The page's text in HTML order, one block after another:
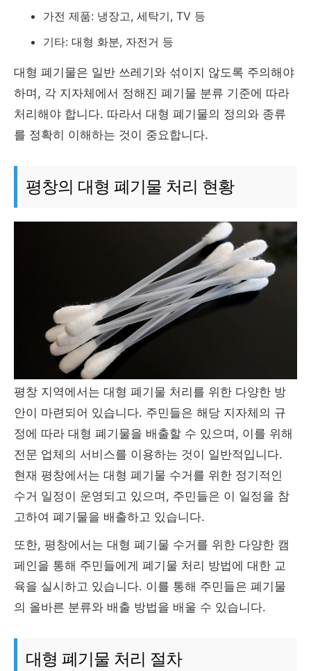
가전 제품: 냉장고, 세탁기, TV 등
기타: 대형 화분, 자전거 등
대형 폐기물은 일반 쓰레기와 섞이지 않도록 주의해야
하며, 각 지자체에서 정해진 폐기물 분류 기준에 따라
처리해야 합니다. 따라서 대형 폐기물의 정의와 종류
를 정확히 이해하는 것이 중요합니다.
평창의 대형 폐기물 처리 현황
평창 지역에서는 대형 폐기물 처리를 위한 다양한 방
안이 마련되어 있습니다. 주민들은 해당 지자체의 규
정에 따라 대형 폐기물을 배출할 수 있으며, 이를 위해
전문 업체의 서비스를 이용하는 것이 일반적입니다.
현재 평창에서는 대형 폐기물 수거를 위한 정기적인
수거 일정이 운영되고 있으며, 주민들은 이 일정을 참
고하여 폐기물을 배출하고 있습니다.
또한, 평창에서는 대형 폐기물 수거를 위한 다양한 캠
페인을 통해 주민들에게 폐기물 처리 방법에 대한 교
육을 실시하고 있습니다. 이를 통해 주민들은 폐기물
의 올바른 분류와 배출 방법을 배울 수 있습니다.
대형 폐기물 처리 절차